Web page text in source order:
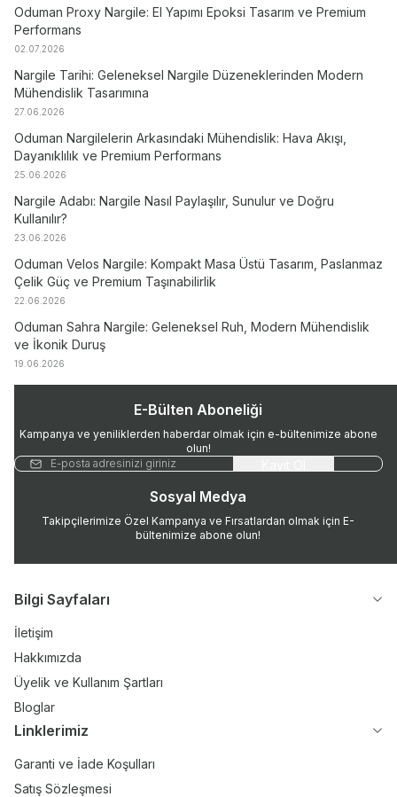
Oduman Proxy Nargile: El Yapımı Epoksi Tasarım ve Premium
Performans
02.07.2026
Nargile Tarihi: Geleneksel Nargile Düzeneklerinden Modern
Mühendislik Tasarımına
27.06.2026
Oduman Nargilelerin Arkasındaki Mühendislik: Hava Akışı,
Dayanıklılık ve Premium Performans
25.06.2026
Nargile Adabı: Nargile Nasıl Paylaşılır, Sunulur ve Doğru
Kullanılır?
23.06.2026
Oduman Velos Nargile: Kompakt Masa Üstü Tasarım, Paslanmaz
Çelik Güç ve Premium Taşınabilirlik
22.06.2026
Oduman Sahra Nargile: Geleneksel Ruh, Modern Mühendislik
ve İkonik Duruş
19.06.2026
E-Bülten Aboneliği
Kampanya ve yeniliklerden haberdar olmak için e-bültenimize abone
olun!
Sosyal Medya
Takipçilerimize Özel Kampanya ve Fırsatlardan olmak için E-
bültenimize abone olun!
Bilgi Sayfaları
İletişim
Hakkımızda
Üyelik ve Kullanım Şartları
Bloglar
Linklerimiz
Garanti ve İade Koşulları
Satış Sözleşmesi